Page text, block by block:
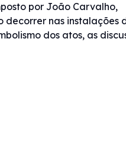
por João Carvalho,
decorrer nas instalações
dos atos, as